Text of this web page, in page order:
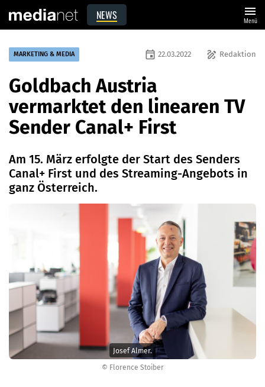
NEWS menu
Menü
© Florence Stoiber
Josef Almer.
MARKETING & MEDIA draw Redaktion
event 22.03.2022
Goldbach Austria
vermarktet den linearen TV
Sender Canal+ First
Am 15. März erfolgte der Start des Senders
Canal+ First und des Streaming-Angebots in
ganz Österreich.